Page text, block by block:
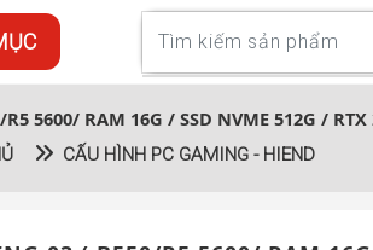
5600/ RAM 16G / SSD NVME 512G / RTX
CẤU HÌNH PC GAMING - HIEND